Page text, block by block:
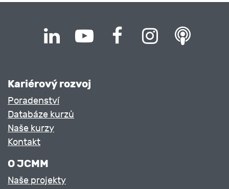
Kariérový rozvoj
Poradenství
Databáze kurzů
Naše kurzy
Kontakt
O JCMM
Naše projekty